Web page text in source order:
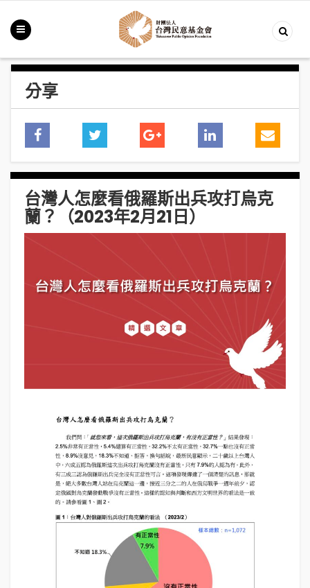
分享
台灣人怎麼看俄羅斯出兵攻打烏克
蘭？（2023年2月21日）